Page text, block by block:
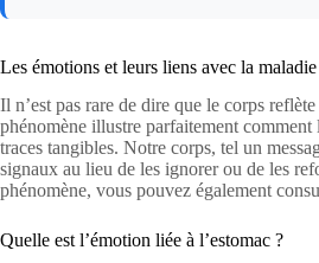
Les émotions et leurs liens avec la maladie
Il n’est pas rare de dire que le corps
phénomène illustre parfaitement
traces tangibles. Notre corps, tel un
signaux au lieu de les ignorer ou de les
phénomène, vous pouvez également
Quelle est l’émotion liée à l’estomac ?